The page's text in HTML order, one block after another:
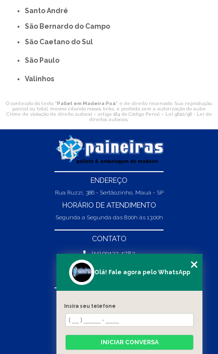
Santo André
São Bernardo do Campo
São Caetano do Sul
São Paulo
Valinhos
O conteúdo do texto " Pallet em Madeira Poá" é de direito reservado. Sua reprodução,
parcial ou total, mesmo citando nossos links, é proibida sem a autorização do autor.
Crime de violação de direito autoral – artigo 184 do Código Penal – Lei 9610/98 - Lei de
direitos autorais.
ENDEREÇO
Rua Ruzzi, 386 - Sertãozinho, Mauá - SP
HORÁRIO DE ATENDIMENTO
Segunda a Segunda das 8:00h às 13:00h
CONTATO
(11) 99132-1783
(11) 99132-1783
vendas@abpaineiras.com.br
SOBRE NÓS
PRODUTOS
Olá! Fale agora pelo WhatsApp
Insira seu telefone
INICIAR CONVERSA